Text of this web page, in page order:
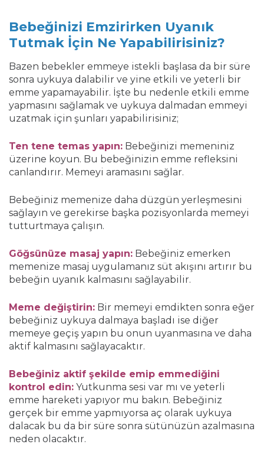
Bebeğinizi Emzirirken Uyanık
Tutmak İçin Ne Yapabilirisiniz?
Bazen bebekler emmeye istekli başlasa da bir süre
sonra uykuya dalabilir ve yine etkili ve yeterli bir
emme yapamayabilir. İşte bu nedenle etkili emme
yapmasını sağlamak ve uykuya dalmadan emmeyi
uzatmak için şunları yapabilirisiniz;
Ten tene temas yapın: Bebeğinizi memeniniz
üzerine koyun. Bu bebeğinizin emme refleksini
canlandırır. Memeyi aramasını sağlar.
Bebeğiniz memenize daha düzgün yerleşmesini
sağlayın ve gerekirse başka pozisyonlarda memeyi
tutturtmaya çalışın.
Göğsünüze masaj yapın: Bebeğiniz emerken
memenize masaj uygulamanız süt akışını artırır bu
bebeğin uyanık kalmasını sağlayabilir.
Meme değiştirin: Bir memeyi emdikten sonra eğer
bebeğiniz uykuya dalmaya başladı ise diğer
memeye geçiş yapın bu onun uyanmasına ve daha
aktif kalmasını sağlayacaktır.
Bebeğiniz aktif şekilde emip emmediğini
kontrol edin: Yutkunma sesi var mı ve yeterli
emme hareketi yapıyor mu bakın. Bebeğiniz
gerçek bir emme yapmıyorsa aç olarak uykuya
dalacak bu da bir süre sonra sütünüzün azalmasına
neden olacaktır.